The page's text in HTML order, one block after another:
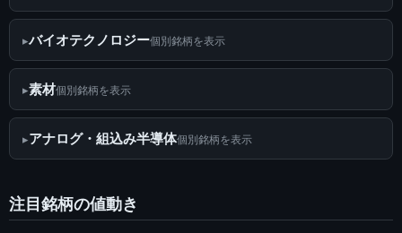
バイオテクノロジー個別銘柄を表示
素材個別銘柄を表示
アナログ・組込み半導体個別銘柄を表示
注目銘柄の値動き